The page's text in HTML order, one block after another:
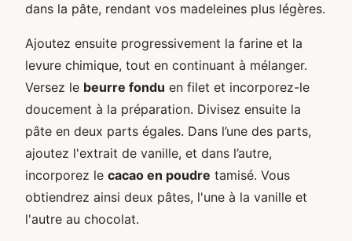
dans la pâte, rendant vos madeleines plus légères.
Ajoutez ensuite progressivement la farine et la
levure chimique, tout en continuant à mélanger.
Versez le beurre fondu en filet et incorporez-le
doucement à la préparation. Divisez ensuite la
pâte en deux parts égales. Dans l’une des parts,
ajoutez l'extrait de vanille, et dans l’autre,
incorporez le cacao en poudre tamisé. Vous
obtiendrez ainsi deux pâtes, l'une à la vanille et
l'autre au chocolat.